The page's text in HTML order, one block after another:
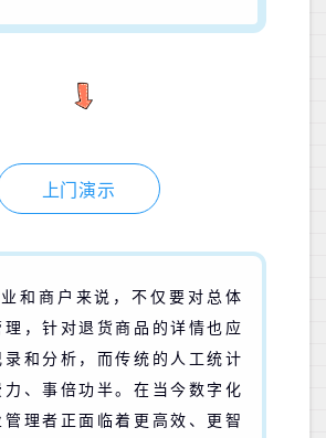
上门演示
和商户来说，不仅要对总体
理，针对退货商品的详情也应
录和分析，而传统的人工统计
力、事倍功半。在当今数字化
管理者正面临着更高效、更智